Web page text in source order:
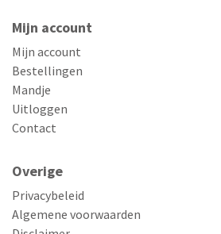
Mijn account
Mijn account
Bestellingen
Mandje
Uitloggen
Contact
Overige
Privacybeleid
Algemene voorwaarden